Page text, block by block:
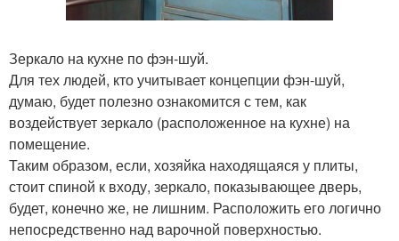
Зеркало на кухне по фэн-шуй.
Для тех людей, кто учитывает концепции фэн-шуй,
думаю, будет полезно ознакомится с тем, как
воздействует зеркало (расположенное на кухне) на
помещение.
Таким образом, если, хозяйка находящаяся у плиты,
стоит спиной к входу, зеркало, показывающее дверь,
будет, конечно же, не лишним. Расположить его логично
непосредственно над варочной поверхностью.